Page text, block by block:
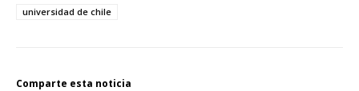
universidad de chile
Comparte esta noticia